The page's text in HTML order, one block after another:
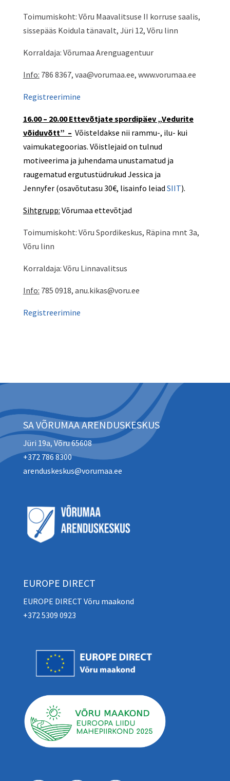
Toimumiskoht: Võru Maavalitsuse II korruse saalis,
sissepääs Koidula tänavalt, Jüri 12, Võru linn
Korraldaja: Võrumaa Arenguagentuur
Info: 786 8367, vaa@vorumaa.ee, www.vorumaa.ee
Registreerimine
16.00 – 20.00 Ettevõtjate spordipäev „Vedurite
võiduvõtt” – Võisteldakse nii rammu-, ilu- kui
vaimukategoorias. Võistlejaid on tulnud
motiveerima ja juhendama unustamatud ja
raugematud ergutustüdrukud Jessica ja
Jennyfer (osavõtutasu 30€, lisainfo leiad SIIT).
Sihtgrupp: Võrumaa ettevõtjad
Toimumiskoht: Võru Spordikeskus, Räpina mnt 3a,
Võru linn
Korraldaja: Võru Linnavalitsus
Info: 785 0918, anu.kikas@voru.ee
Registreerimine
SA VÕRUMAA ARENDUSKESKUS
Jüri 19a, Võru 65608
+372 786 8300
arenduskeskus@vorumaa.ee
EUROPE DIRECT
EUROPE DIRECT Võru maakond
+372 5309 0923